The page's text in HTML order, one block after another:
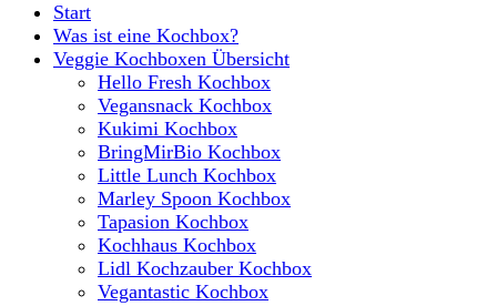
Start
Was ist eine Kochbox?
Veggie Kochboxen Übersicht
Hello Fresh Kochbox
Vegansnack Kochbox
Kukimi Kochbox
BringMirBio Kochbox
Little Lunch Kochbox
Marley Spoon Kochbox
Tapasion Kochbox
Kochhaus Kochbox
Lidl Kochzauber Kochbox
Vegantastic Kochbox